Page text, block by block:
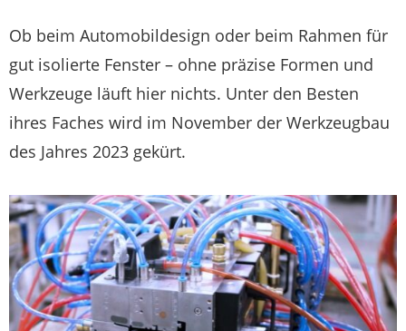
Ob beim Automobildesign oder beim Rahmen für
gut isolierte Fenster – ohne präzise Formen und
Werkzeuge läuft hier nichts. Unter den Besten
ihres Faches wird im November der Werkzeugbau
des Jahres 2023 gekürt.